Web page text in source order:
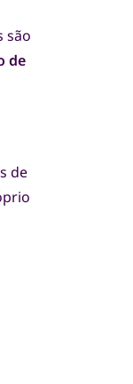
são
de
de